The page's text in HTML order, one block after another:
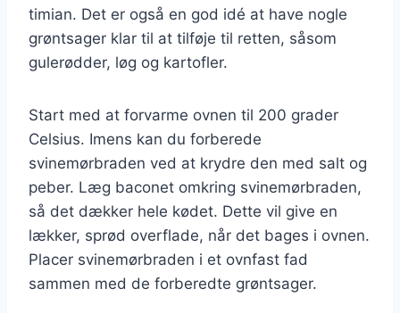
timian. Det er også en god idé at have nogle
grøntsager klar til at tilføje til retten, såsom
gulerødder, løg og kartofler.
Start med at forvarme ovnen til 200 grader
Celsius. Imens kan du forberede
svinemørbraden ved at krydre den med salt og
peber. Læg baconet omkring svinemørbraden,
så det dækker hele kødet. Dette vil give en
lækker, sprød overflade, når det bages i ovnen.
Placer svinemørbraden i et ovnfast fad
sammen med de forberedte grøntsager.